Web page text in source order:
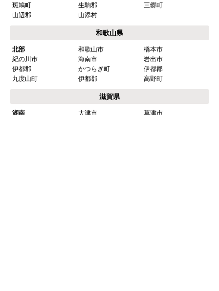
斑鳩町
生駒郡
三郷町
山辺郡
山添村
和歌山県
北部 和歌山市
橋本市
紀の川市
海南市
岩出市
伊都郡
かつらぎ町
伊都郡
九度山町
伊都郡 高野町
滋賀県
湖南 大津市 草津市